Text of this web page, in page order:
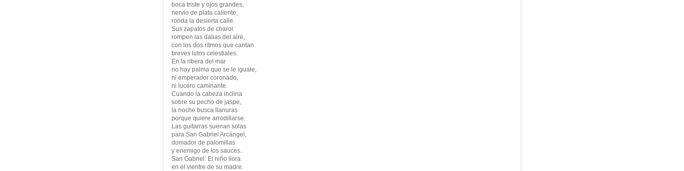
boca triste y ojos grandes,
nervio de plata caliente,
ronda la desierta calle.
Sus zapatos de charol
rompen las dalias del aire,
con los dos ritmos que cantan
breves lutos celestiales.
En la ribera del mar
no hay palma que se le iguale,
ni emperador coronado,
ni lucero caminante.
Cuando la cabeza inclina
sobre su pecho de jaspe,
la noche busca llanuras
porque quiere arrodillarse.
Las guitarras suenan solas
para San Gabriel Arcángel,
domador de palomillas
y enemigo de los sauces.
San Gabriel: El niño llora
en el vientre de su madre.